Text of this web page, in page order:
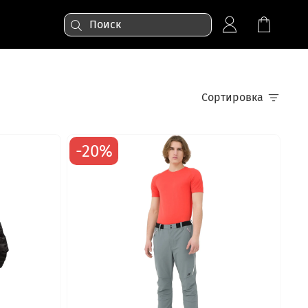
Сортировка
-20%